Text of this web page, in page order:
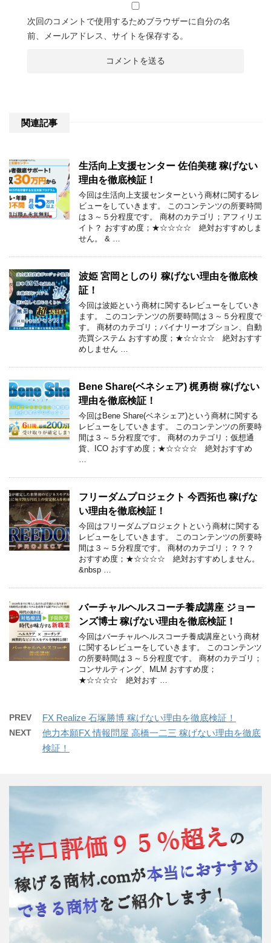
次回のコメントで使用するためブラウザーに自分の名
前、メールアドレス、サイトを保存する。
関連記事
生活向上支援センター 佐伯美穂 稼げない
理由を徹底検証！
今回は生活向上支援センターという商材に関するレ
ビューをしていきます。 このコンテンツの所要時間
は３～５分程度です。 商材のカテゴリ；アフィリエ
イト？ おすすめ度；★☆☆☆☆ 絶対おすすめしま
せん。 & …
波姫 宮岡としのり 稼げない理由を徹底検
証！
今回は波姫という商材に関するレビューをしていき
ます。 このコンテンツの所要時間は３～５分程度で
す。 商材のカテゴリ；バイナリーオプション、自動
売買システム おすすめ度；★☆☆☆☆ 絶対おすす
めしません …
Bene Share(ベネシェア) 梶勇樹 稼げない
理由を徹底検証！
今回はBene Share(ベネシェア)という商材に関する
レビューをしていきます。 このコンテンツの所要時
間は３～５分程度です。 商材のカテゴリ；仮想通
貨、ICO おすすめ度；★☆☆☆☆ 絶対おすすめ
…
フリーダムプロジェクト 今西拓也 稼げな
い理由を徹底検証！
今回はフリーダムプロジェクトという商材に関する
レビューをしていきます。 このコンテンツの所要時
間は３～５分程度です。 商材のカテゴリ；？？？
おすすめ度；★☆☆☆☆ 絶対おすすめしません。
&nbsp …
バーチャルヘルスコーチ養成講座 ジョー
ンズ博士 稼げない理由を徹底検証！
今回はバーチャルヘルスコーチ養成講座という商材
に関するレビューをしていきます。 このコンテンツ
の所要時間は３～５分程度です。 商材のカテゴリ；
コンサルティング、MLM おすすめ度；
★☆☆☆☆ 絶対おす …
PREV FX Realize 石塚勝博 稼げない理由を徹底検証！
NEXT
他力本願FX 情報問屋 高橋一二三 稼げない理由を徹底
検証！